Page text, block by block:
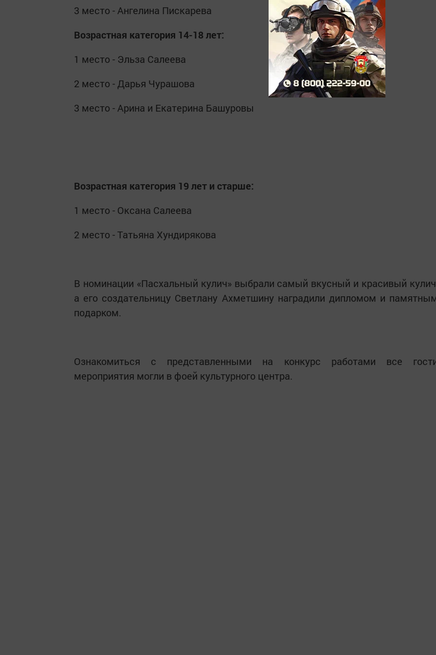
3 место - Ангелина Пискарева
Возрастная категория 14-18 лет:
1 место - Эльза Салеева
2 место - Дарья Чурашова
3 место - Арина и Екатерина Башуровы
Возрастная категория 19 лет и старше:
1 место - Оксана Салеева
2 место - Татьяна Хундирякова
В номинации «Пасхальный кулич» выбрали самый вкусный и красивый
а его создательницу Светлану Ахметшину наградили дипломом и
подарком.
Ознакомиться с представленными на конкурс работами все
мероприятия могли в фоей культурного центра.